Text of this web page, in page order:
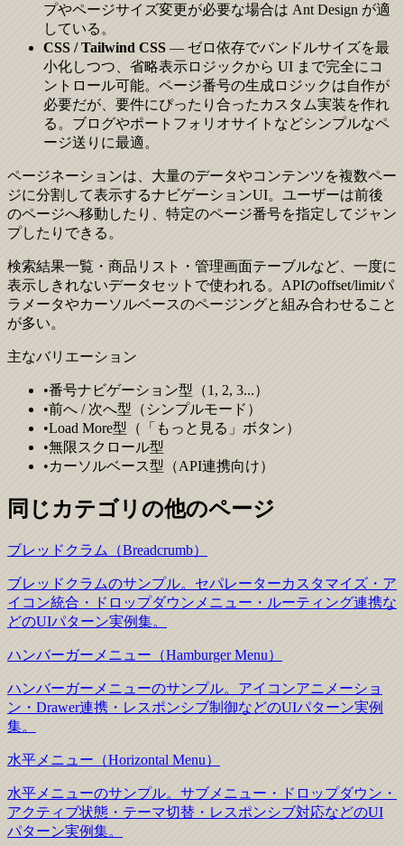
プやページサイズ変更が必要な場合は Ant Design が適
している。
CSS / Tailwind CSS — ゼロ依存でバンドルサイズを最
小化しつつ、省略表示ロジックから UI まで完全にコ
ントロール可能。ページ番号の生成ロジックは自作が
必要だが、要件にぴったり合ったカスタム実装を作れ
る。ブログやポートフォリオサイトなどシンプルなペ
ージ送りに最適。
ページネーションは、大量のデータやコンテンツを複数ペー
ジに分割して表示するナビゲーションUI。ユーザーは前後
のページへ移動したり、特定のページ番号を指定してジャン
プしたりできる。
検索結果一覧・商品リスト・管理画面テーブルなど、一度に
表示しきれないデータセットで使われる。APIのoffset/limitパ
ラメータやカーソルベースのページングと組み合わせること
が多い。
主なバリエーション
•番号ナビゲーション型（1, 2, 3...）
•前へ / 次へ型（シンプルモード）
•Load More型（「もっと見る」ボタン）
•無限スクロール型
•カーソルベース型（API連携向け）
同じカテゴリの他のページ
ブレッドクラム（Breadcrumb）
ブレッドクラムのサンプル。セパレーターカスタマイズ・ア
イコン統合・ドロップダウンメニュー・ルーティング連携な
どのUIパターン実例集。
ハンバーガーメニュー（Hamburger Menu）
ハンバーガーメニューのサンプル。アイコンアニメーショ
ン・Drawer連携・レスポンシブ制御などのUIパターン実例
集。
水平メニュー（Horizontal Menu）
水平メニューのサンプル。サブメニュー・ドロップダウン・
アクティブ状態・テーマ切替・レスポンシブ対応などのUI
パターン実例集。